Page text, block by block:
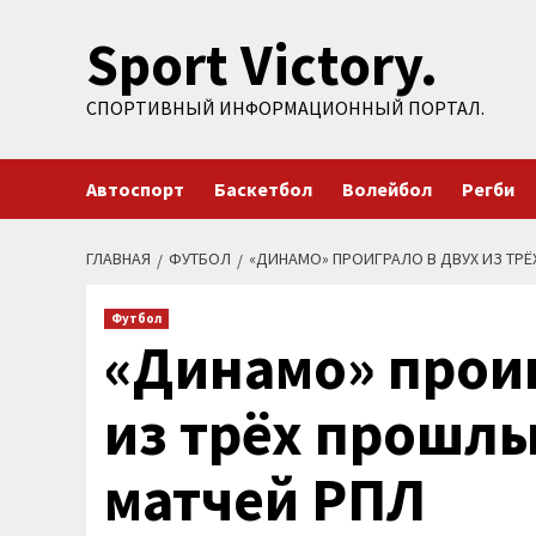
содержимомуSport Victory.
СПОРТИВНЫЙ ИНФОРМАЦИОННЫЙ ПОРТАЛ.
Автоспорт Баскетбол Волейбол Регби
ГЛАВНАЯ ФУТБОЛ «ДИНАМО» ПРОИГРАЛО В ДВУХ ИЗ
Футбол
«Динамо»
из трёх
матчей РПЛ